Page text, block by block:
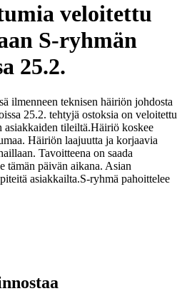
veloitettu
S-ryhmän
25.2.
ilmenneen teknisen häiriön johdosta
25.2. tehtyjä ostoksia on veloitettu
asiakkaiden tileiltä.Häiriö koskee
Häiriön laajuutta ja korjaavia
Tavoitteena on saada
tämän päivän aikana. Asian
asiakkailta.S-ryhmä pahoittelee